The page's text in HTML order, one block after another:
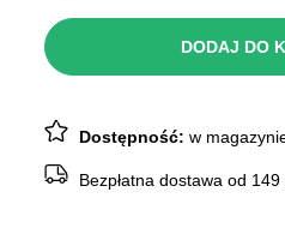
27,09 zł.
DODAJ DO
Dostępność:w
Bezpłatna dostawa od 149